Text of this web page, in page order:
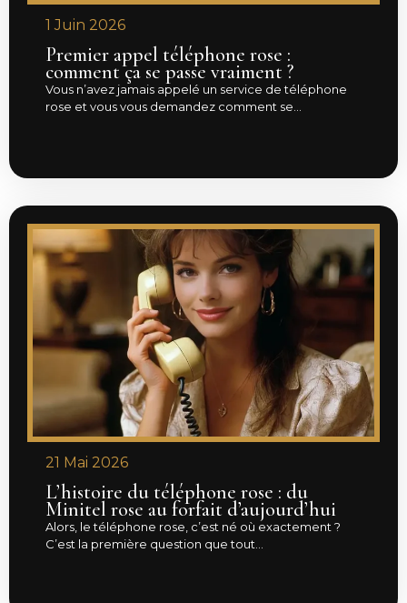
1 Juin 2026
Premier appel téléphone rose :
comment ça se passe vraiment ?
Vous n’avez jamais appelé un service de téléphone
rose et vous vous demandez comment se...
21 Mai 2026
L’histoire du téléphone rose : du
Minitel rose au forfait d’aujourd’hui
Alors, le téléphone rose, c’est né où exactement ?
C’est la première question que tout...